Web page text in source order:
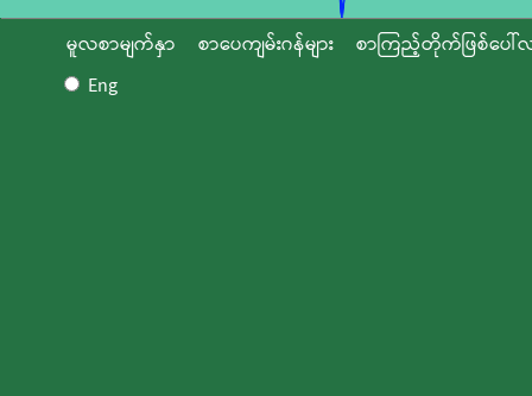
မူလစာမျက်နှာ စာပေကျမ်းဂန်များ
စာကြည့်တိုက်ဖြစ်ပေါ်
Eng